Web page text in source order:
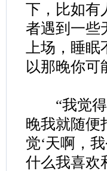
下，比如有
者遇到一些
上场，睡
以那晚你可
“我觉得
晚我就随便
觉‘天啊，
什么我喜